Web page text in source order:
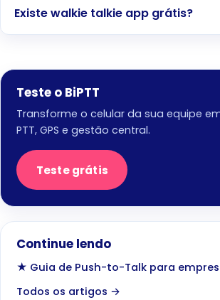
Existe walkie talkie app grátis?
Teste o BiPTT
Transforme o celular da sua equipe
PTT, GPS e gestão central.
Teste grátis
Continue lendo
★ Guia de Push-to-Talk para
Todos os artigos →